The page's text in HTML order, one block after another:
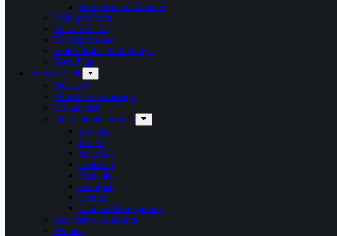
Partnerdrab på kvinder
Vold mod børn
For pårørende
For fagpersoner
Voldsudsattes fortællinger
Røde Flag
Vores arbejde
Indsatser
Politiske mærkesager
Uddannelse
Internationalt arbejde
Egypten
Jordan
Palæstina
Tunesien
Armenien
Georgien
Tyrkiet
Bosnien-Hercegovina
Analyser og rapporter
Aktuelt